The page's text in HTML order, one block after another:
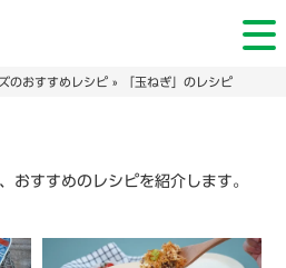
のおすすめレシピ» 「玉ねぎ」のレシピ
おすすめのレシピを紹介します。